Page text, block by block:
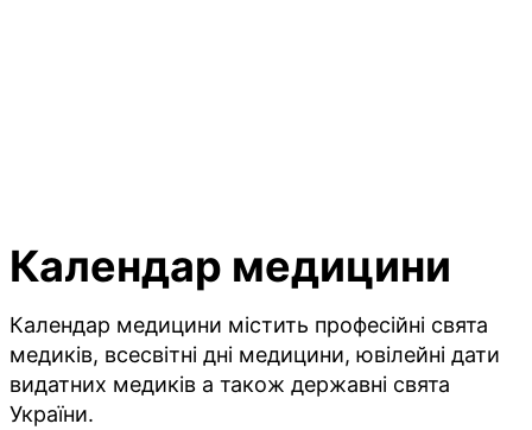
Календар медицини
Календар медицини містить професійні свята
медиків, всесвітні дні медицини, ювілейні дати
видатних медиків а також державні свята
України.